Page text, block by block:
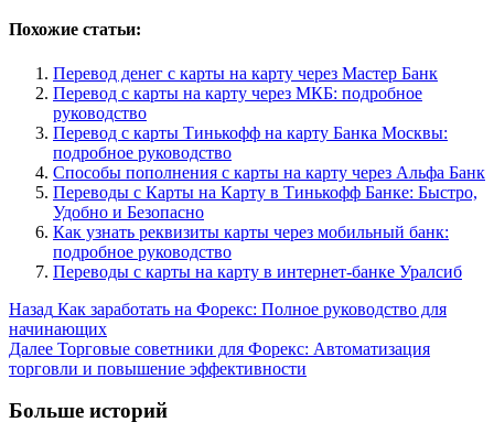
Похожие статьи:
Перевод денег с карты на карту через Мастер Банк
Перевод с карты на карту через МКБ: подробное
руководство
Перевод с карты Тинькофф на карту Банка Москвы:
подробное руководство
Способы пополнения с карты на карту через Альфа Банк
Переводы с Карты на Карту в Тинькофф Банке: Быстро,
Удобно и Безопасно
Как узнать реквизиты карты через мобильный банк:
подробное руководство
Переводы с карты на карту в интернет-банке Уралсиб
Post
Navigation
Назад Как заработать на Форекс: Полное руководство для
начинающих
Далее Торговые советники для Форекс: Автоматизация
торговли и повышение эффективности
Больше историй